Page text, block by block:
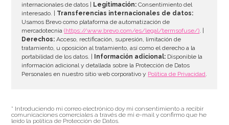
internacionales de datos |
Legitimación: Consentimiento del
interesado. | Transferencias internacionales de datos:
Usamos Brevo como plataforma de automatización de
mercadotecnia(https://www.brevo.com/es/legal/termsofuse/). |
Derechos: Acceso, rectificación, supresión, limitación de
tratamiento, u oposición al tratamiento, así como el derecho a la
portabilidad de los datos. |
Información adicional: Disponible la
información adicional y detallada sobre la Protección de Datos
Personales en nuestro sitio web corporativo y Política de Privacidad.
* Introduciendo mi correo electrónico doy mi consentimiento a recibir
comunicaciones comerciales a través de mi e-mail y confirmo que he
leído la política de Protección de Datos.